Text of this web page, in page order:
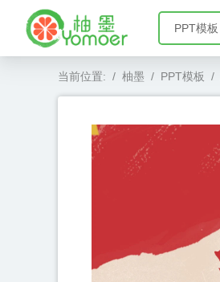
PPT模板
当前位置: / 柚墨 / PPT模板 /